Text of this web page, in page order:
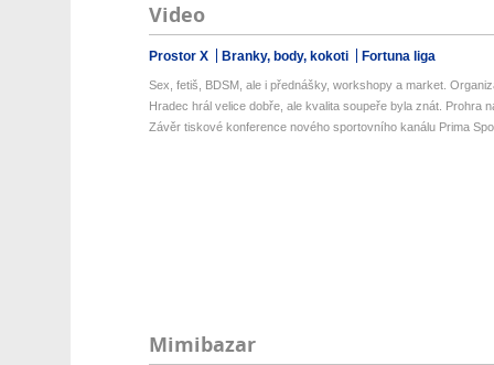
Video
Prostor X Branky, body, kokoti Fortuna liga
Sex, fetiš, BDSM, ale i přednášky, workshopy a market.
Hradec hrál velice dobře, ale kvalita soupeře byla znát. Prohra
Závěr tiskové konference nového sportovního kanálu Prima
Mimibazar